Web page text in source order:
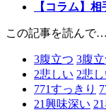
【コラム】
この記事を読んで…
3腹立つ 3腹
2悲しい 2悲
771すっきり
21興味深い 21